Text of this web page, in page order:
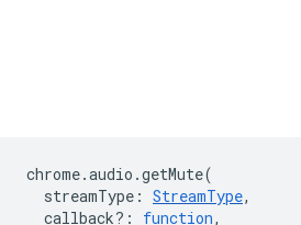
chrome.audio .getMute(
streamType : StreamType,
callback? : function,